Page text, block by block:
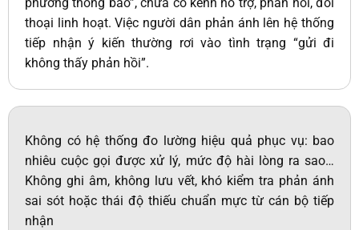
thoại linh hoạt. Việc người dân phản ánh lên hệ thống
tiếp nhận ý kiến thường rơi vào tình trạng “gửi đi
không thấy phản hồi”.
Không có hệ thống đo lường hiệu quả phục vụ: bao
nhiêu cuộc gọi được xử lý, mức độ hài lòng ra sao…
Không ghi âm, không lưu vết, khó kiểm tra phản ánh
sai sót hoặc thái độ thiếu chuẩn mực từ cán bộ tiếp
nhận